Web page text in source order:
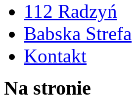
112 Radzyń
Babska Strefa
Kontakt
Na stronie